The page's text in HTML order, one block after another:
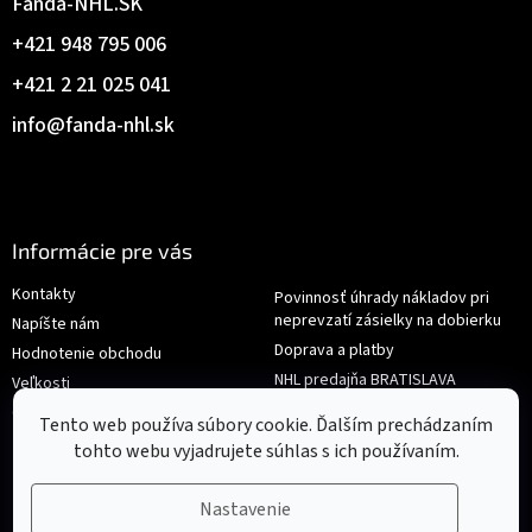
Tento web používa súbory cookie. Ďalším prechádzaním
tohto webu vyjadrujete súhlas s ich používaním.
Nastavenie
info@fanda-nhl.sk
+421 2 21 025 041
+421 948 795 006
Informácie pre vás
Kontakty
Napíšte nám
Hodnotenie obchodu
Veľkosti
Obchodné podmienky
Povinnosť úhrady nákladov pri
neprevzatí zásielky na dobierku
Doprava a platby
NHL predajňa BRATISLAVA
Reklamace/Výměna